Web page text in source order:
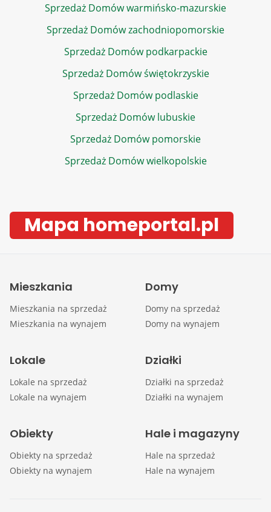
Sprzedaż Domów warmińsko-mazurskie
Sprzedaż Domów zachodniopomorskie
Sprzedaż Domów podkarpackie
Sprzedaż Domów świętokrzyskie
Sprzedaż Domów podlaskie
Sprzedaż Domów lubuskie
Sprzedaż Domów pomorskie
Sprzedaż Domów wielkopolskie
Mapa homeportal.pl
Mieszkania
Mieszkania na sprzedaż
Mieszkania na wynajem
Domy
Domy na sprzedaż
Domy na wynajem
Lokale
Lokale na sprzedaż
Lokale na wynajem
Działki
Działki na sprzedaż
Działki na wynajem
Obiekty
Obiekty na sprzedaż
Obiekty na wynajem
Hale i magazyny
Hale na sprzedaż
Hale na wynajem